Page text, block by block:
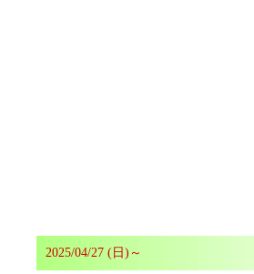
2025/04/27 (日)～